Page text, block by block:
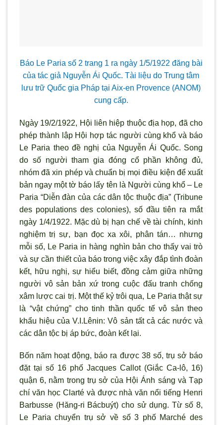
Báo Le Paria số 2 trang 1 ra ngày 1/5/1922 đăng bài
của tác giả Nguyễn Ái Quốc. Tài liệu do Trung tâm
lưu trữ Quốc gia Pháp tại Aix-en Provence (ANOM)
cung cấp.
Ngày 19/2/1922, Hội liên hiệp thuộc địa họp, đã cho
phép thành lập Hội hợp tác người cùng khổ và báo
Le Paria theo đề nghị của Nguyễn Ái Quốc. Song
do số người tham gia đóng cổ phần không đủ,
nhóm đã xin phép và chuẩn bị mọi điều kiện để xuất
bản ngay một tờ báo lấy tên là Người cùng khổ – Le
Paria “Diễn đàn của các dân tộc thuộc địa” (Tribune
des populations des colonies), số đầu tiên ra mắt
ngày 1/4/1922. Mặc dù bị hạn chế về tài chính, kinh
nghiệm trị sự, bạn đọc xa xôi, phân tán… nhưng
mỗi số, Le Paria in hàng nghìn bản cho thấy vai trò
và sự cần thiết của báo trong việc xây đắp tình đoàn
kết, hữu nghị, sự hiểu biết, đồng cảm giữa những
người vô sản bản xứ trong cuộc đấu tranh chống
xâm lược cai trị. Một thế kỷ trôi qua, Le Paria thật sự
là “vật chứng” cho tinh thần quốc tế vô sản theo
khẩu hiệu của V.I.Lênin: Vô sản tất cả các nước và
các dân tộc bị áp bức, đoàn kết lại.
Bốn năm hoạt động, báo ra được 38 số, trụ sở báo
đặt tại số 16 phố Jacques Callot (Giắc Ca-lô, 16)
quận 6, nằm trong trụ sở của Hội Ánh sáng và Tạp
chí văn học Clarté và được nhà văn nổi tiếng Henri
Barbusse (Hăng-ri Bácbuýt) cho sử dụng. Từ số 8,
Le Paria chuyển trụ sở về số 3 phố Marché des